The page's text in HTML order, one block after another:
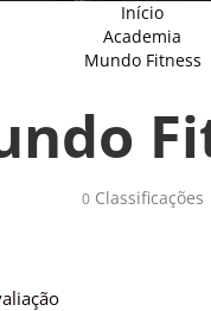
Início
Academia
Mundo Fitness
0Classificações